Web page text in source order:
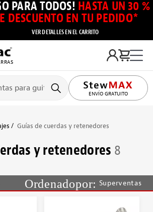
PARA TODOS! HASTA UN 30 %
DESCUENTO EN TU PEDIDO*
VER DETALLES EN EL CARRITO
ENVÍO GRATUITO
Guías de cuerdas y retenedores
y retenedores 8
Superventas